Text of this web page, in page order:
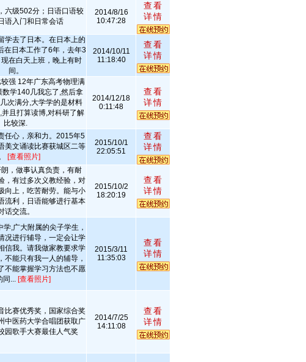
六级502分；日语口语较
语入门和日常会话
2014/8/16
10:47:28
查看
详情
学去了日本。在日本上的
在日本工作了6年，去年3
在白天上班，晚上有时
间。
2014/10/11
11:18:40
查看
详情
强 12年广东高考物理满
数学140几我忘了,然后拿
次满分,大学学的是材料
且打算读博,对科研了解
比较深.
2014/12/18
0:11:48
查看
详情
任心，亲和力。2015年5
美文诵读比赛获城区二等
[查看照片]
2015/10/1
22:05:51
查看
详情
，做事认真负责，有耐
，有过多次义教经验，对
向上，吃苦耐劳。能与小
流利，日语能够进行基本
话交流。
2015/10/2
18:20:19
查看
详情
,广大附属的尖子学生，
况进行辅导，一定会让学
信我。请我做家教要求学
不能只有我一人的辅导，
不能掌握学习方法也不愿
同... [查看照片]
2015/3/11
11:35:03
查看
详情
比赛优秀奖，国家综合奖
中医药大学合唱团获取广
园歌手大赛最佳人气奖
2014/7/25
14:11:08
查看
详情